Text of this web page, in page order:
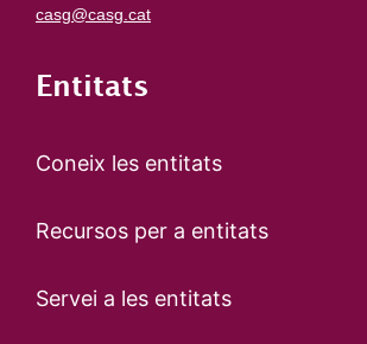
casg@casg.cat
Entitats
Coneix les entitats
Recursos per a entitats
Servei a les entitats